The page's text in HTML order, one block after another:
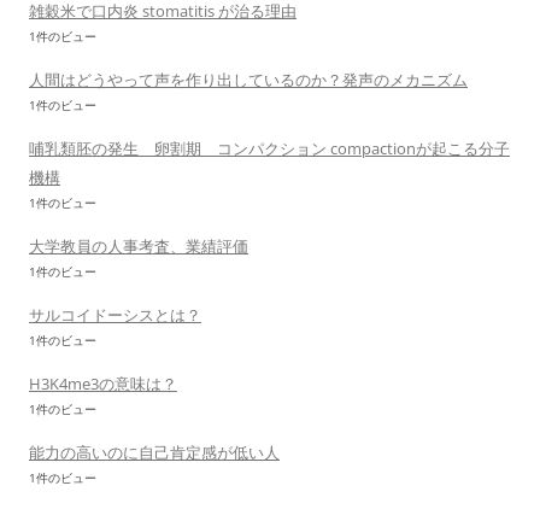
雑穀米で口内炎 stomatitis が治る理由
1件のビュー
人間はどうやって声を作り出しているのか？発声のメカニズム
1件のビュー
哺乳類胚の発生 卵割期 コンパクション compactionが起こる分子
機構
1件のビュー
大学教員の人事考査、業績評価
1件のビュー
サルコイドーシスとは？
1件のビュー
H3K4me3の意味は？
1件のビュー
能力の高いのに自己肯定感が低い人
1件のビュー